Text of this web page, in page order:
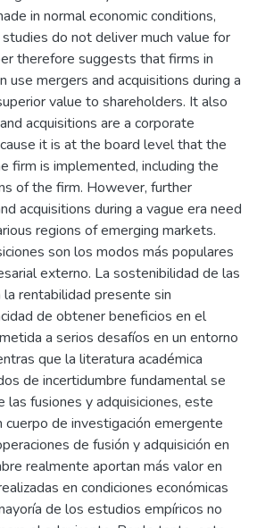
in normal economic conditions,
do not deliver much value for
therefore suggests that firms in
use mergers and acquisitions during a
value to shareholders. It also
acquisitions are a corporate
it is at the board level that the
firm is implemented, including the
of the firm. However, further
acquisitions during a vague era need
regions of emerging markets.
son los modos más populares
externo. La sostenibilidad de las
rentabilidad presente sin
de obtener beneficios en el
a serios desafíos en un entorno
que la literatura académica
de incertidumbre fundamental se
las fusiones y adquisiciones, este
cuerpo de investigación emergente
de fusión y adquisición en
realmente aportan más valor en
en condiciones económicas
de los estudios empíricos no